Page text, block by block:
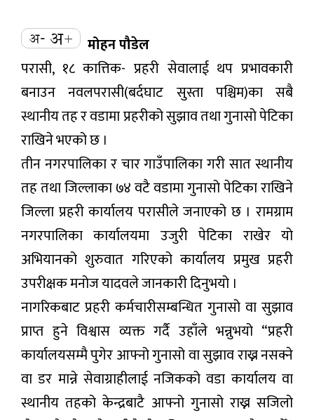
मोहन पौडेल
परासी, १८ कात्तिक- प्रहरी सेवालाई थप प्रभावकारी
बनाउन नवलपरासी(बर्दघाट सुस्ता पश्चिम)का सबै
स्थानीय तह र वडामा प्रहरीको सुझाव तथा गुनासो पेटिका
राखिने भएको छ ।
तीन नगरपालिका र चार गाउँपालिका गरी सात स्थानीय
तह तथा जिल्लाका ७४ वटै वडामा गुनासो पेटिका राखिने
जिल्ला प्रहरी कार्यालय परासीले जनाएको छ । रामग्राम
नगरपालिका कार्यालयमा उजुरी पेटिका राखेर यो
अभियानको शुरुवात गरिएको कार्यालय प्रमुख प्रहरी
उपरीक्षक मनोज यादवले जानकारी दिनुभयो ।
नागरिकबाट प्रहरी कर्मचारीसम्बन्धित गुनासो वा सुझाव
प्राप्त हुने विश्वास व्यक्त गर्दै उहाँले भन्नुभयो “प्रहरी
कार्यालयसम्मै पुगेर आफ्नो गुनासो वा सुझाव राख्न नसक्ने
वा डर मान्ने सेवाग्राहीलाई नजिकको वडा कार्यालय वा
स्थानीय तहको केन्द्रबाटै आफ्नो गुनासो राख्न सजिलो